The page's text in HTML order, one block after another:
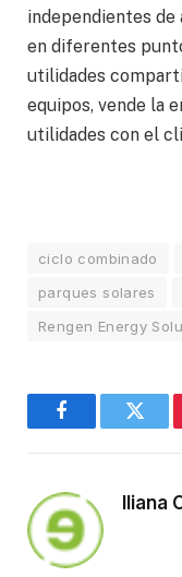
independientes de
en diferentes
utilidades
equipos, vende la
utilidades con el
ciclo combinado
parques solares
Rengen Energy
Facebook
Iliana